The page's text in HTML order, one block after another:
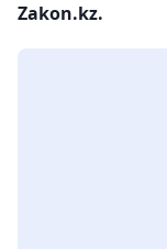
Zakon.kz.